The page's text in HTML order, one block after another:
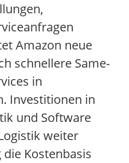
Amazon neue
schnellere Same-
in
Investitionen in
und Software
weiter
Kostenbasis